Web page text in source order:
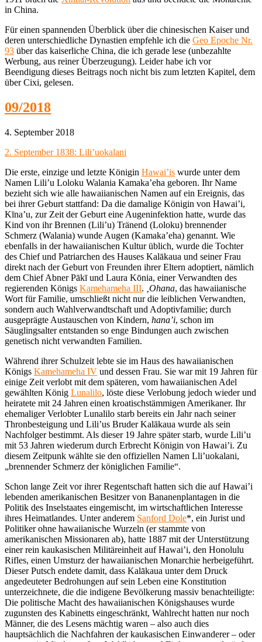
in China.
Für einen spannenden Überblick über die chinesischen Kaiser und
deren unterschiedliche Dynastien empfehle ich die Geo Epoche Nr.
93 über das kaiserliche China, die ich gerade lese (unbezahlte
Werbung, aus reiner Überzeugung). Leider habe ich vor
Beendigung dieses Beitrags noch nicht bis zum letzten Kapitel, dem
über Cixi, gelesen.
09/2018
4. September 2018
2. September 1838: Lili’uokalani
Die erste, einzige und letzte Königin Hawai’is wurde unter dem
Namen Lili’u Loloku Walania Kamaka’eha geboren. Ihr Name
bezieht sich wie alle hawaiianischen Namen auf ein Ereignis, das
bei ihrer Geburt stattfand: Da die damalige Königin von Hawai’i,
Kīna’u, zur Zeit der Geburt eine Augeninfektion hatte, wurde das
Kind von ihr Brennen (Lili’u) Tränend (Loloku) brennender
Schmerz (Walania) wunde Augen (Kamaka’eha) genannt. Wie
ebenfalls in der hawaiianischen Kultur üblich, wurde die Tochter
des Chief und Patriarchen des Hauses Kalākaua und seiner Frau
direkt nach der Geburt von Freunden ihrer Eltern adoptiert, nämlich
dem Chief Abner Pākī und Laura Kōnia, einer Verwandten des
regierenden Königs Kamehameha III. ‚Ohana, das hawaiianische
Wort für Familie, umschließt nicht nur die leiblichen Verwandten,
sondern auch Wahlverwandtschaft und Adoptivfamilie; durch
ausgeprägte Austauschen von Kindern, hana’i, schon im
Säuglingsalter entstanden so enge Bindungen auch zwischen
genetisch nicht verwandten Familien.
Während ihrer Schulzeit lebte sie im Haus des hawaiianischen
Königs Kamehameha IV und dessen Frau. Sie war mit 19 Jahren für
einige Zeit verlobt mit dem späteren, vom hawaiianischen Adel
gewählten König Lunalilo, löste diese Verlobung jedoch wieder und
heiratete mit 24 Jahren einen kroatischstämmigen Amerikaner. Ihr
ehemaliger Verlobter Lunalilo starb bereits ein Jahr nach seiner
Thronbesteigung und Lili’us Bruder Kalākaua wurde als sein
Nachfolger bestimmt. Als dieser 19 Jahre später starb, wurde Lili’u
mit 53 Jahren wiederum durch Erbrecht Königin von Hawai’i. Zu
diesem Zeitpunk wählte sie den offiziellen Namen Lli’uokalani,
„brennender Schmerz der königlichen Familie“.
Schon lange Zeit vor ihrer Regentschaft hatten sich die auf Hawai’i
lebenden amerikanischen Besitzer von Bananenplantagen in die
Politik des Inselstaates eingemischt, im wirtschaftlichen Interesse
ihres Heimatlandes. Unter anderem Sanford Dole*, ein Jurist und
Politiker ohne hawaiianische Wurzeln (er stammte von
amerikanischen Missionaren ab), hatte 1887 mit der Unterstützung
einer rein kaukasischen Militäreinheit auf Hawai’i, den Honolulu
Rifles, einen Umsturz der hawaiianischen Monarchie herbeigeführt.
Dieser Putsch endete damit, dass Kalākaua unter dem Druck
angedeuteter Bedrohungen auf sein Leben eine Konstitution
unterzeichnete, die die indigene Bevölkerung massiv benachteiligte:
Die politische Macht des hawaiianischen Königshauses wurde
zugunsten des Kabinetts eingeschränkt, Wahlrecht hatten nur noch
Männer, die des Lesens mächtig waren – also auch dies
hauptsächlich die Nachfahren der kaukasischen Einwanderer – oder